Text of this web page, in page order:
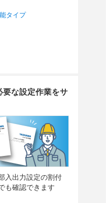
タイプ
要な設定作業をサ
入出力設定の割付
も確認できます